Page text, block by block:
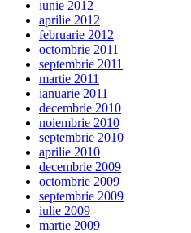
iunie 2012
aprilie 2012
februarie 2012
octombrie 2011
septembrie 2011
martie 2011
ianuarie 2011
decembrie 2010
noiembrie 2010
septembrie 2010
aprilie 2010
decembrie 2009
octombrie 2009
septembrie 2009
iulie 2009
martie 2009